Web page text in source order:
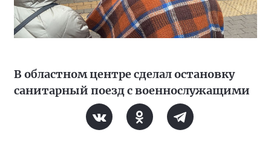
В областном центре сделал остановку
санитарный поезд с военнослужащими